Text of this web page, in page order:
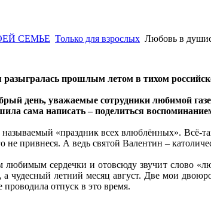
СЕМЬЕ Только для взрослых Любовь в
разыгралась прошлым летом в тихом
день, уважаемые сотрудники любимой
сама написать – поделиться
«праздник всех влюблённых». Всё-
не привнеся. А ведь святой Валентин –
любимым сердечки и отовсюду звучит слово
а чудесный летний месяц август. Две мои
проводила отпуск в это время.